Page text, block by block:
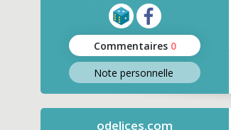
Commentaires 0
Note personnelle
odelices.com